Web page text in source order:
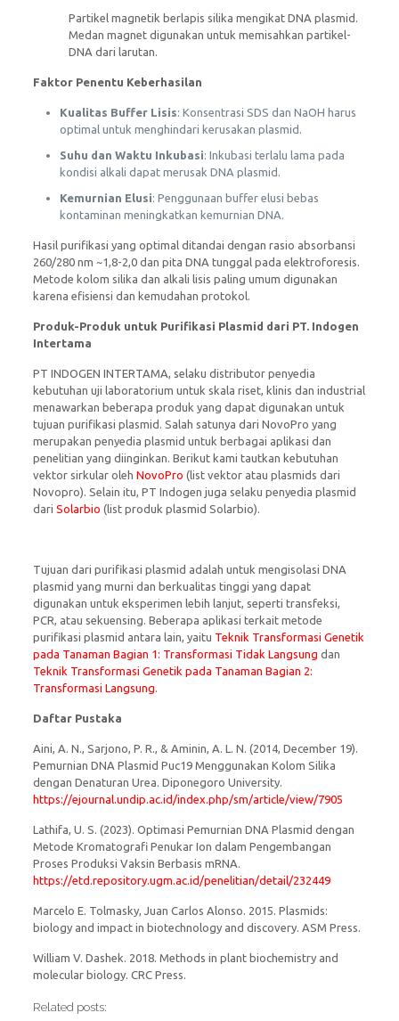
Partikel magnetik berlapis silika mengikat DNA plasmid.
Medan magnet digunakan untuk memisahkan partikel-
DNA dari larutan.
Faktor Penentu Keberhasilan
Kualitas Buffer Lisis: Konsentrasi SDS dan NaOH harus
optimal untuk menghindari kerusakan plasmid.
Suhu dan Waktu Inkubasi: Inkubasi terlalu lama pada
kondisi alkali dapat merusak DNA plasmid.
Kemurnian Elusi: Penggunaan buffer elusi bebas
kontaminan meningkatkan kemurnian DNA.
Hasil purifikasi yang optimal ditandai dengan rasio absorbansi
260/280 nm ~1,8-2,0 dan pita DNA tunggal pada elektroforesis.
Metode kolom silika dan alkali lisis paling umum digunakan
karena efisiensi dan kemudahan protokol.
Produk-Produk untuk Purifikasi Plasmid dari PT. Indogen
Intertama
PT INDOGEN INTERTAMA, selaku distributor penyedia
kebutuhan uji laboratorium untuk skala riset, klinis dan industrial
menawarkan beberapa produk yang dapat digunakan untuk
tujuan purifikasi plasmid. Salah satunya dari NovoPro yang
merupakan penyedia plasmid untuk berbagai aplikasi dan
penelitian yang diinginkan. Berikut kami tautkan kebutuhan
vektor sirkular oleh NovoPro (list vektor atau plasmids dari
Novopro). Selain itu, PT Indogen juga selaku penyedia plasmid
dari Solarbio (list produk plasmid Solarbio).
Tujuan dari purifikasi plasmid adalah untuk mengisolasi DNA
plasmid yang murni dan berkualitas tinggi yang dapat
digunakan untuk eksperimen lebih lanjut, seperti transfeksi,
PCR, atau sekuensing. Beberapa aplikasi terkait metode
purifikasi plasmid antara lain, yaitu Teknik Transformasi Genetik
pada Tanaman Bagian 1: Transformasi Tidak Langsung dan
Teknik Transformasi Genetik pada Tanaman Bagian 2:
Transformasi Langsung.
Daftar Pustaka
Aini, A. N., Sarjono, P. R., & Aminin, A. L. N. (2014, December 19).
Pemurnian DNA Plasmid Puc19 Menggunakan Kolom Silika
dengan Denaturan Urea. Diponegoro University.
https://ejournal.undip.ac.id/index.php/sm/article/view/7905
Lathifa, U. S. (2023). Optimasi Pemurnian DNA Plasmid dengan
Metode Kromatografi Penukar Ion dalam Pengembangan
Proses Produksi Vaksin Berbasis mRNA.
https://etd.repository.ugm.ac.id/penelitian/detail/232449
Marcelo E. Tolmasky, Juan Carlos Alonso. 2015. Plasmids:
biology and impact in biotechnology and discovery. ASM Press.
William V. Dashek. 2018. Methods in plant biochemistry and
molecular biology. CRC Press.
Related posts: